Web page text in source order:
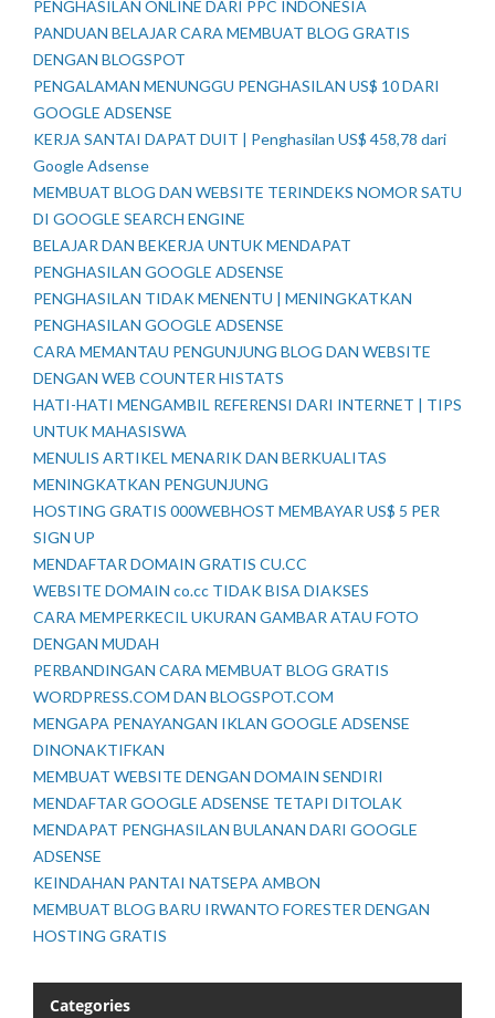
PENGHASILAN ONLINE DARI PPC INDONESIA
PANDUAN BELAJAR CARA MEMBUAT BLOG GRATIS
DENGAN BLOGSPOT
PENGALAMAN MENUNGGU PENGHASILAN US$ 10 DARI
GOOGLE ADSENSE
KERJA SANTAI DAPAT DUIT | Penghasilan US$ 458,78 dari
Google Adsense
MEMBUAT BLOG DAN WEBSITE TERINDEKS NOMOR SATU
DI GOOGLE SEARCH ENGINE
BELAJAR DAN BEKERJA UNTUK MENDAPAT
PENGHASILAN GOOGLE ADSENSE
PENGHASILAN TIDAK MENENTU | MENINGKATKAN
PENGHASILAN GOOGLE ADSENSE
CARA MEMANTAU PENGUNJUNG BLOG DAN WEBSITE
DENGAN WEB COUNTER HISTATS
HATI-HATI MENGAMBIL REFERENSI DARI INTERNET | TIPS
UNTUK MAHASISWA
MENULIS ARTIKEL MENARIK DAN BERKUALITAS
MENINGKATKAN PENGUNJUNG
HOSTING GRATIS 000WEBHOST MEMBAYAR US$ 5 PER
SIGN UP
MENDAFTAR DOMAIN GRATIS CU.CC
WEBSITE DOMAIN co.cc TIDAK BISA DIAKSES
CARA MEMPERKECIL UKURAN GAMBAR ATAU FOTO
DENGAN MUDAH
PERBANDINGAN CARA MEMBUAT BLOG GRATIS
WORDPRESS.COM DAN BLOGSPOT.COM
MENGAPA PENAYANGAN IKLAN GOOGLE ADSENSE
DINONAKTIFKAN
MEMBUAT WEBSITE DENGAN DOMAIN SENDIRI
MENDAFTAR GOOGLE ADSENSE TETAPI DITOLAK
MENDAPAT PENGHASILAN BULANAN DARI GOOGLE
ADSENSE
KEINDAHAN PANTAI NATSEPA AMBON
MEMBUAT BLOG BARU IRWANTO FORESTER DENGAN
HOSTING GRATIS
Categories